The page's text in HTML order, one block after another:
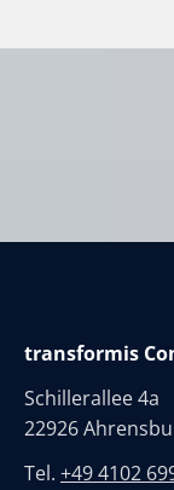
transformis
Schillerallee 4a
22926
Tel. +49 4102